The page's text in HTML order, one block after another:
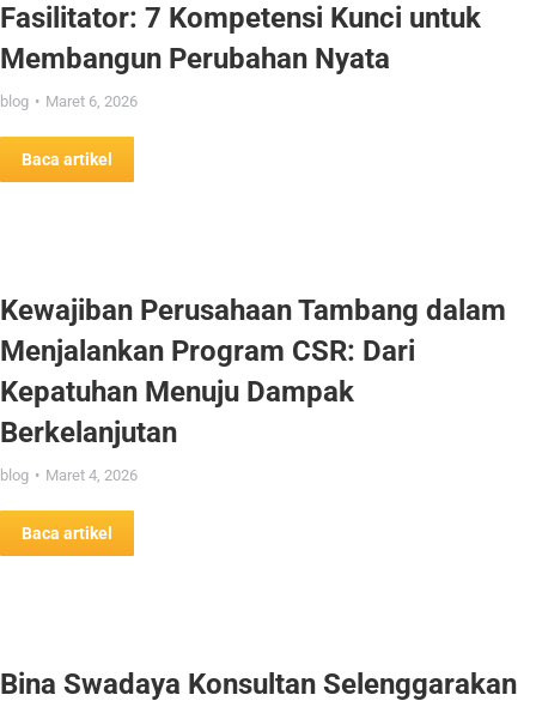
Fasilitator: 7 Kompetensi Kunci untuk
Membangun Perubahan Nyata
blog Maret 6, 2026
Baca artikel
Kewajiban Perusahaan Tambang dalam
Menjalankan Program CSR: Dari
Kepatuhan Menuju Dampak
Berkelanjutan
blog Maret 4, 2026
Baca artikel
Bina Swadaya Konsultan Selenggarakan